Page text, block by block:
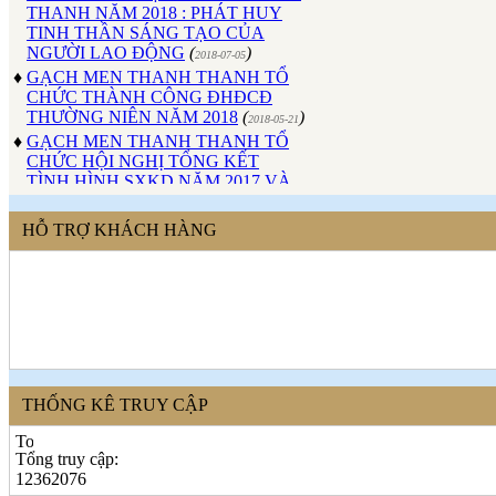
TINH THẦN SÁNG TẠO CỦA
NGƯỜI LAO ĐỘNG (2018-07-05)
GẠCH MEN THANH THANH TỔ
CHỨC THÀNH CÔNG ĐHĐCĐ
THƯỜNG NIÊN NĂM 2018 (2018-05-21
GẠCH MEN THANH THANH TỔ
CHỨC HỘI NGHỊ TỔNG KẾT
TÌNH HÌNH SXKD NĂM 2017 VÀ
TRIỂN KHAI HOẠT ĐỘNG SXKD
CÔNG ĐOÀN CÔNG TY GẠCH
MEN THANH THANH TỔ CHỨC
QUỐC KHÁNH 2/9. (2017-10-02)
GẠCH MEN THANH THANH TỔ
CHỨC THÀNH CÔNG HỘI NGHỊ
ĐẠI BIỂU NGƯỜI LAO ĐỘNG
NĂM 2017 (
♦ Sử dụng vật liệu thân thiện với môi
HỖ TRỢ KHÁCH HÀNG
THỐNG KÊ TRUY CẬP
Tổng truy cập:
12362076